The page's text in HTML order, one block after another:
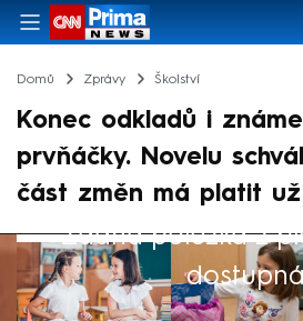
Domů Zprávy Školství
Konec odkladů i
prvňáčky. Novelu
část změn má platit
Žádná položka z